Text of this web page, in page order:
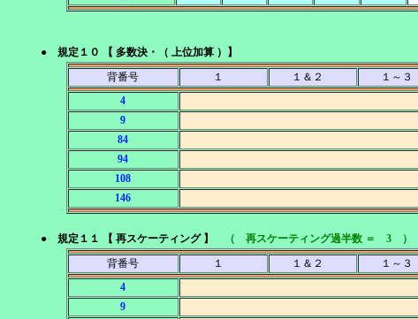
● 規定１０ 【 多数決・（ 上位加算 ）】
背番号
１ １＆２ １～３
4
9
84
94
108
146
● 規定１１ 【 再スケーティング 】
（ 再スケーティング過半数 ＝ 3 ）
背番号
１ １＆２ １～３
4
9